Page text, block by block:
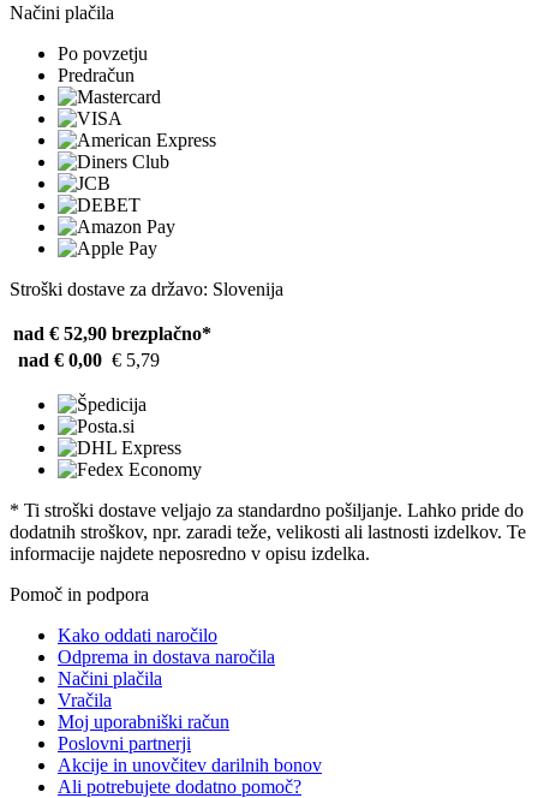
Načini plačila
Po povzetju
Predračun
Stroški dostave za državo: Slovenija
nad € 52,90 brezplačno*
nad € 0,00 € 5,79
* Ti stroški dostave veljajo za standardno pošiljanje. Lahko pride do
dodatnih stroškov, npr. zaradi teže, velikosti ali lastnosti izdelkov. Te
informacije najdete neposredno v opisu izdelka.
Pomoč in podpora
Kako oddati naročilo
Odprema in dostava naročila
Načini plačila
Vračila
Moj uporabniški račun
Poslovni partnerji
Akcije in unovčitev darilnih bonov
Ali potrebujete dodatno pomoč?